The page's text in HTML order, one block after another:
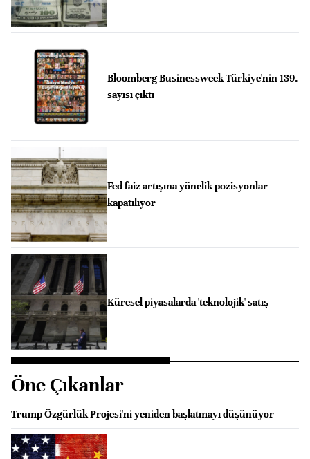
Bloomberg Businessweek Türkiye'nin 139.
sayısı çıktı
Fed faiz artışına yönelik pozisyonlar
kapatılıyor
Küresel piyasalarda 'teknolojik' satış
Öne Çıkanlar
Trump Özgürlük Projesi'ni yeniden başlatmayı düşünüyor